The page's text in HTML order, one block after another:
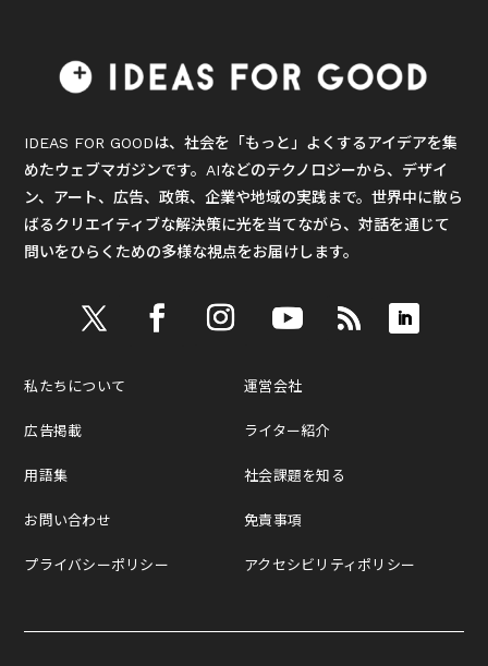
IDEAS FOR GOODは、社会を「もっと」よくするアイデアを集
めたウェブマガジンです。AIなどのテクノロジーから、デザイ
ン、アート、広告、政策、企業や地域の実践まで。世界中に散ら
ばるクリエイティブな解決策に光を当てながら、対話を通じて
問いをひらくための多様な視点をお届けします。
私たちについて
広告掲載
用語集
お問い合わせ
プライバシーポリシー
運営会社
ライター紹介
社会課題を知る
免責事項
アクセシビリティポリシー